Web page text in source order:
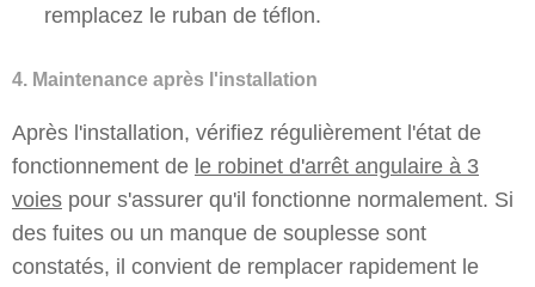
remplacez le ruban de téflon.
4. Maintenance après l'installation
Après l'installation, vérifiez régulièrement l'état de
fonctionnement de le robinet d'arrêt angulaire à 3
voies pour s'assurer qu'il fonctionne normalement. Si
des fuites ou un manque de souplesse sont
constatés, il convient de remplacer rapidement le